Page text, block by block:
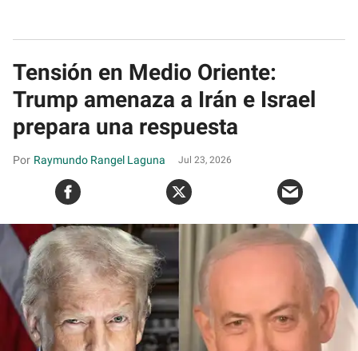
Tensión en Medio Oriente:
Trump amenaza a Irán e Israel
prepara una respuesta
Raymundo Rangel Laguna Jul 23, 2026